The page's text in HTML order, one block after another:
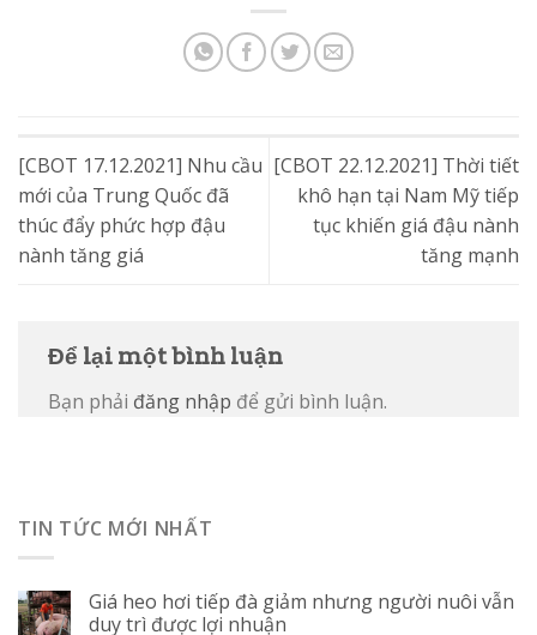
[CBOT 17.12.2021] Nhu cầu
mới của Trung Quốc đã
thúc đẩy phức hợp đậu
nành tăng giá
[CBOT 22.12.2021] Thời tiết
khô hạn tại Nam Mỹ tiếp
tục khiến giá đậu nành
tăng mạnh
Để lại một bình luận
Bạn phải đăng nhập để gửi bình luận.
TIN TỨC MỚI NHẤT
Giá heo hơi tiếp đà giảm nhưng người nuôi vẫn
duy trì được lợi nhuận